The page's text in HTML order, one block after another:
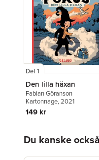
Del 1
Den lilla häxan
Fabian Göranson
Kartonnage, 2021
149 kr
Du kanske